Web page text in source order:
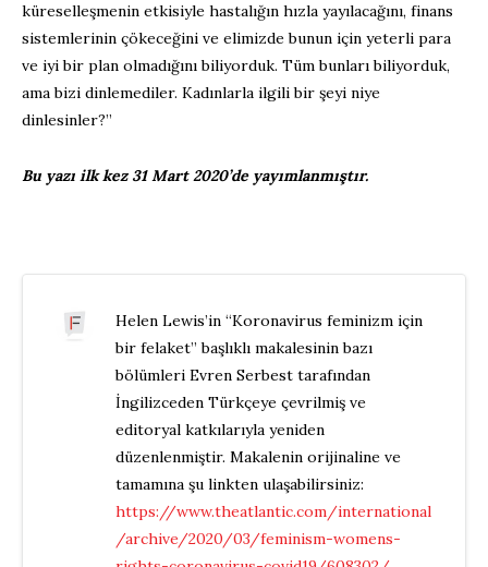
küreselleşmenin etkisiyle hastalığın hızla yayılacağını, finans
sistemlerinin çökeceğini ve elimizde bunun için yeterli para
ve iyi bir plan olmadığını biliyorduk. Tüm bunları biliyorduk,
ama bizi dinlemediler. Kadınlarla ilgili bir şeyi niye
dinlesinler?”
Bu yazı ilk kez 31 Mart 2020’de yayımlanmıştır.
Helen Lewis’in “Koronavirus feminizm için
bir felaket” başlıklı makalesinin bazı
bölümleri Evren Serbest tarafından
İngilizceden Türkçeye çevrilmiş ve
editoryal katkılarıyla yeniden
düzenlenmiştir. Makalenin orijinaline ve
tamamına şu linkten ulaşabilirsiniz:
https://www.theatlantic.com/international
/archive/2020/03/feminism-womens-